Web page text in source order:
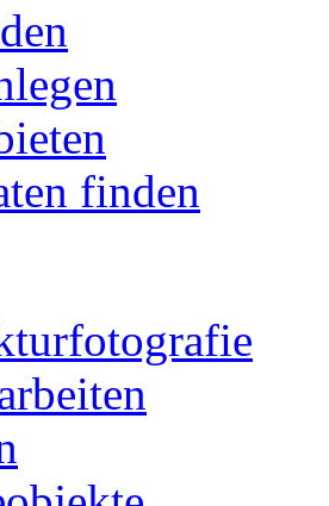
finden